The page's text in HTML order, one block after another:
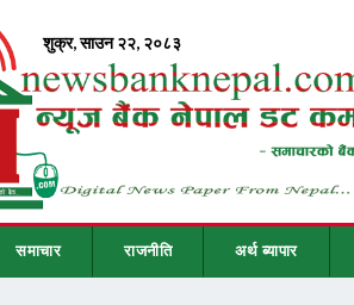
समाचार राजनीति अर्थ ब्यापार